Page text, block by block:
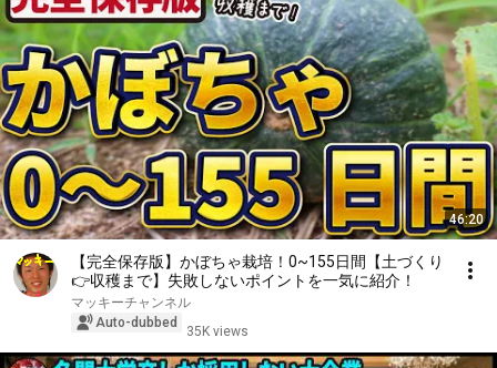
46:20
【完全保存版】かぼちゃ栽培！0~155日間【土づくり
👉収穫まで】失敗しないポイントを一気に紹介！
マッキーチャンネル
Auto-dubbed
35K views